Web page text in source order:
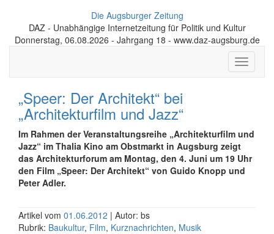
Die Augsburger Zeitung
DAZ - Unabhängige Internetzeitung für Politik und Kultur
Donnerstag, 06.08.2026 - Jahrgang 18 - www.daz-augsburg.de
Toggle
„Speer: Der Architekt“ bei
„Architekturfilm und Jazz“
Im Rahmen der Veranstaltungsreihe „Architekturfilm und
Jazz“ im Thalia Kino am Obstmarkt in Augsburg zeigt
das Architekturforum am Montag, den 4. Juni um 19 Uhr
den Film „Speer: Der Architekt“ von Guido Knopp und
Peter Adler.
Artikel vom 01.06.2012 | Autor: bs
Rubrik: Baukultur, Film, Kurznachrichten, Musik